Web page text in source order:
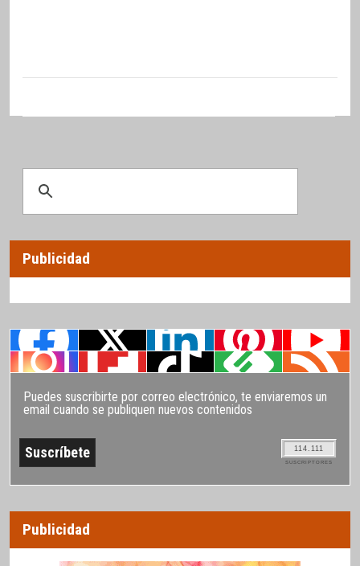
Publicidad
Puedes suscribirte por correo electrónico, te enviaremos un
email cuando se publiquen nuevos contenidos
114.111
SUSCRIPTORES
Publicidad